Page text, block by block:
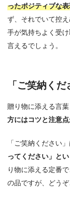
ったポジティブな
ず、それでいて控
手が気持ちよく受
言えるでしょう。
「ご笑納く
贈り物に添える言
方にはコツと注意
「ご笑納ください」
ってください」と
り物に添える定番
の品ですが、どう